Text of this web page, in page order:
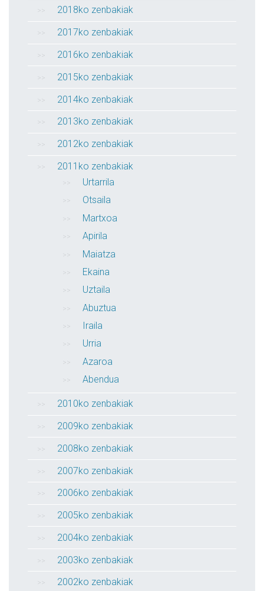
2018ko zenbakiak
2017ko zenbakiak
2016ko zenbakiak
2015ko zenbakiak
2014ko zenbakiak
2013ko zenbakiak
2012ko zenbakiak
2011ko zenbakiak
Urtarrila
Otsaila
Martxoa
Apirila
Maiatza
Ekaina
Uztaila
Abuztua
Iraila
Urria
Azaroa
Abendua
2010ko zenbakiak
2009ko zenbakiak
2008ko zenbakiak
2007ko zenbakiak
2006ko zenbakiak
2005ko zenbakiak
2004ko zenbakiak
2003ko zenbakiak
2002ko zenbakiak